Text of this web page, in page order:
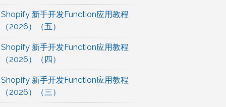
Shopify 新手开发Function应用教程
（2026）（五）
Shopify 新手开发Function应用教程
（2026）（四）
Shopify 新手开发Function应用教程
（2026）（三）